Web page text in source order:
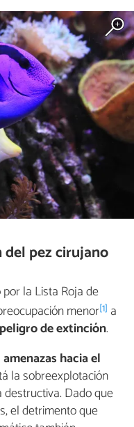
del pez cirujano
la Lista Roja de
menor[1] a
de extinción.
amenazas hacia el
la sobreexplotación
Dado que
el detrimento que